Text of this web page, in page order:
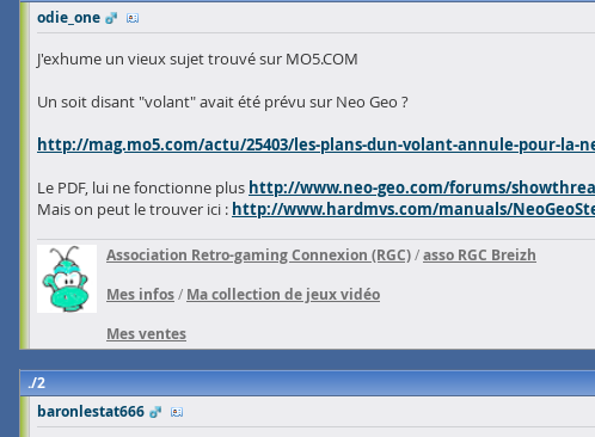
odie_one
J'exhume un vieux sujet trouvé sur MO5.COM
Un soit disant "volant" avait été prévu sur Neo Geo ?
http://mag.mo5.com/actu/25403/les-plans-dun-volant-annule-pour-la-
Le PDF, lui ne fonctionne plus http://www.neo-geo.com/forums/
Mais on peut le trouver ici : http://www.hardmvs.com/manuals/
Association Retro-gaming Connexion (RGC)/asso RGC Breizh
Mes infos/ Ma collection de jeux vidéo
Mes ventes
2
baronlestat666